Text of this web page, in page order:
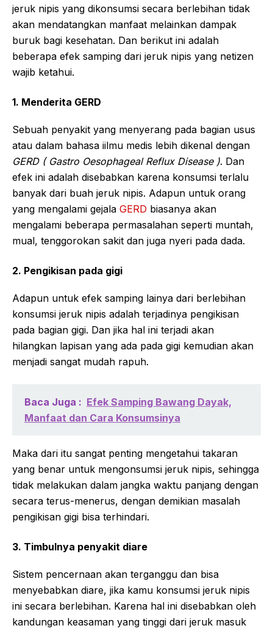
jeruk nipis yang dikonsumsi secara berlebihan tidak
akan mendatangkan manfaat melainkan dampak
buruk bagi kesehatan. Dan berikut ini adalah
beberapa efek samping dari jeruk nipis yang netizen
wajib ketahui.
1. Menderita GERD
Sebuah penyakit yang menyerang pada bagian usus
atau dalam bahasa iilmu medis lebih dikenal dengan
GERD ( Gastro Oesophageal Reflux Disease ). Dan
efek ini adalah disebabkan karena konsumsi terlalu
banyak dari buah jeruk nipis. Adapun untuk orang
yang mengalami gejala GERD biasanya akan
mengalami beberapa permasalahan seperti muntah,
mual, tenggorokan sakit dan juga nyeri pada dada.
2. Pengikisan pada gigi
Adapun untuk efek samping lainya dari berlebihan
konsumsi jeruk nipis adalah terjadinya pengikisan
pada bagian gigi. Dan jika hal ini terjadi akan
hilangkan lapisan yang ada pada gigi kemudian akan
menjadi sangat mudah rapuh.
Baca Juga : Efek Samping Bawang Dayak,
Manfaat dan Cara Konsumsinya
Maka dari itu sangat penting mengetahui takaran
yang benar untuk mengonsumsi jeruk nipis, sehingga
tidak melakukan dalam jangka waktu panjang dengan
secara terus-menerus, dengan demikian masalah
pengikisan gigi bisa terhindari.
3. Timbulnya penyakit diare
Sistem pencernaan akan terganggu dan bisa
menyebabkan diare, jika kamu konsumsi jeruk nipis
ini secara berlebihan. Karena hal ini disebabkan oleh
kandungan keasaman yang tinggi dari jeruk masuk